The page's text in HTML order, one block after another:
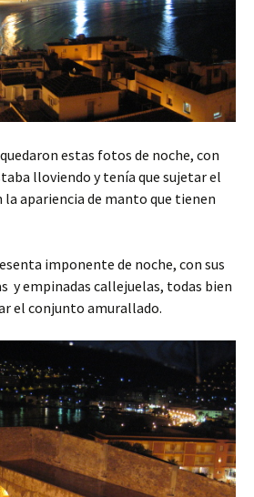
estas fotos de noche, con
lloviendo y tenía que sujetar el
la apariencia de manto que tienen
imponente de noche, con sus
y empinadas callejuelas, todas bien
el conjunto amurallado.